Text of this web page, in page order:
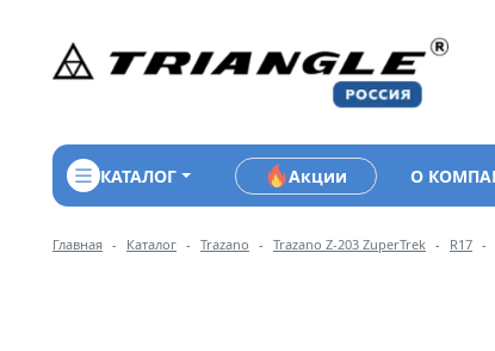
КАТАЛОГ Акции О
Навигация по
Главная Каталог Trazano Trazano Z-203 ZuperTrek R17